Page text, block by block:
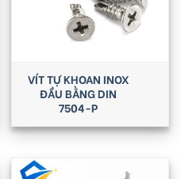
VÍT TỰ KHOAN INOX
ĐẦU BẰNG DIN
7504-P